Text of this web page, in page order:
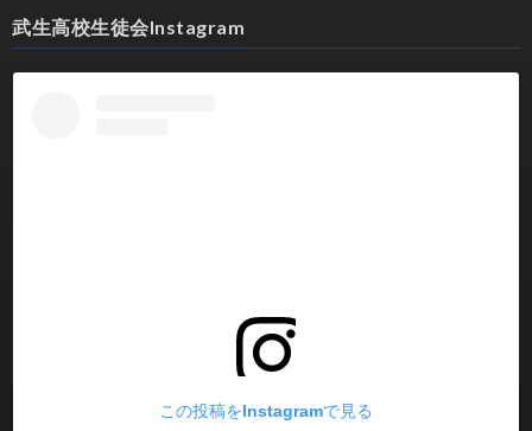
武生高校生徒会Instagram
この投稿をInstagramで見る